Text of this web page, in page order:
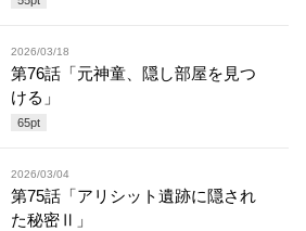
2026/03/18
第76話「元神童、隠し部屋を見つ
ける」
65pt
2026/03/04
第75話「アリシット遺跡に隠され
た秘密Ⅱ」